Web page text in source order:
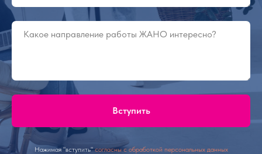
Вступить
Нажимая "вступить"согласны с обработкой персональных данных